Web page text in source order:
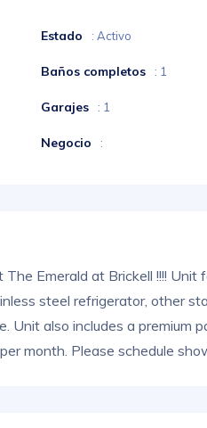
Estado : Activo
Baños completos : 1
Garajes : 1
Negocio :
Emerald at Brickell !!!!
steel refrigerator, other
Unit also includes a
month. Please schedule